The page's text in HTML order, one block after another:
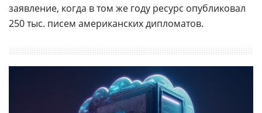
заявление, когда в том же году ресурс опубликовал
250 тыс. писем американских дипломатов.